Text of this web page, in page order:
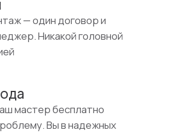
вопросаи
расчет